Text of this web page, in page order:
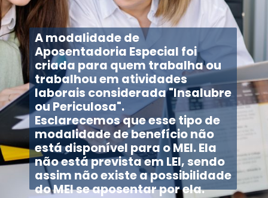
A modalidade de
Aposentadoria Especial foi
criada para quem trabalha ou
trabalhou em atividades
laborais considerada "Insalubre
ou Periculosa".
Esclarecemos que esse tipo de
modalidade de benefício não
está disponível para o MEI. Ela
não está prevista em LEI, sendo
assim não existe a possibilidade
do MEI se aposentar por ela.